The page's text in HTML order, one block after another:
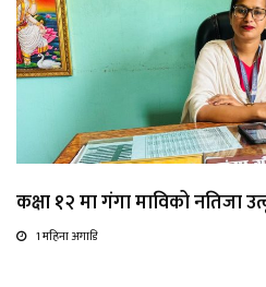
कक्षा १२ मा गंगा माविको नतिजा
1 महिना अगाडि